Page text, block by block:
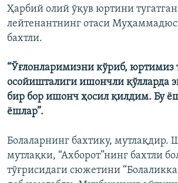
Ҳарбий олий ўқув юртини
лейтенантнинг отаси
бахтли.
“Ўғлонларимизни кўриб, юртимиз
осойишталиги ишончли қўлларда
бир бор ишонч ҳосил қилдим. Бу
ëшлар”.
Болаларнинг бахтику, мутлақдир.
мутлақки, “Ахборот”нинг бахтли
тўғрисидаги сюжетини “Болаликка